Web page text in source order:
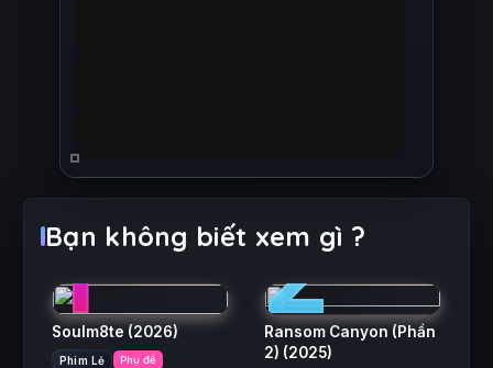
Bạn không biết xem gì ?
1
Soulm8te (2026)
Phim Lẻ Phụ đề
2
Ransom Canyon (Phần
2) (2025)